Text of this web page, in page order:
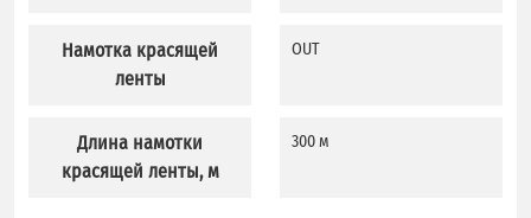
Намотка красящей
ленты
Длина намотки
красящей ленты, м
OUT
300 м